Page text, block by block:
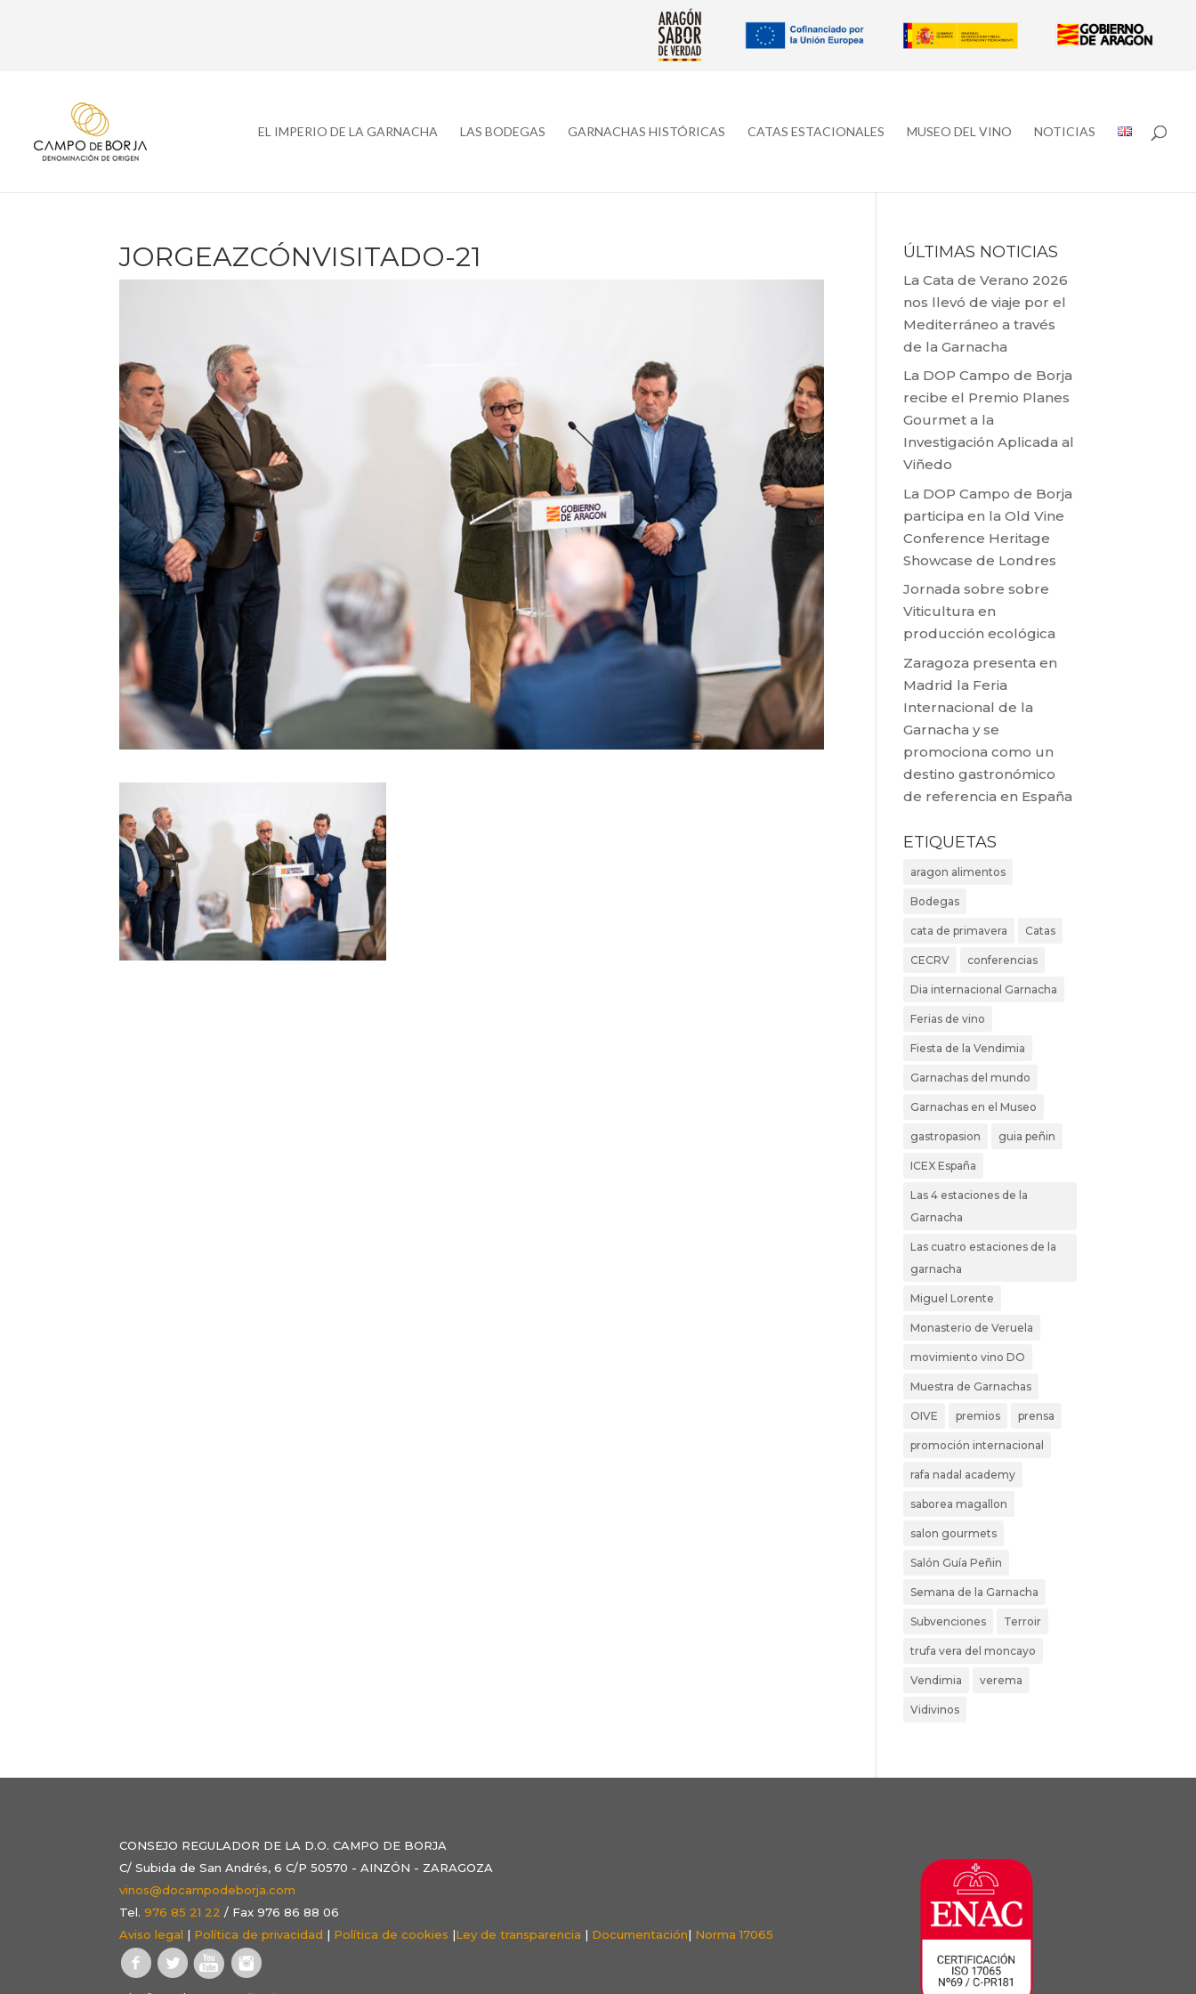
EL IMPERIO DE LA GARNACHA LAS BODEGAS GARNACHAS HISTÓRICAS CATAS ESTACIONALES MUSEO DEL VINO NOTICIAS
JORGEAZCÓNVISITADO-21 ÚLTIMAS NOTICIAS
La Cata de Verano 2026
nos llevó de viaje por el
Mediterráneo a través
de la Garnacha
La DOP Campo de Borja
recibe el Premio Planes
Gourmet a la
Investigación Aplicada al
Viñedo
La DOP Campo de Borja
participa en la Old Vine
Conference Heritage
Showcase de Londres
Jornada sobre sobre
Viticultura en
producción ecológica
Zaragoza presenta en
Madrid la Feria
Internacional de la
Garnacha y se
promociona como un
destino gastronómico
de referencia en España
ETIQUETAS
aragon alimentos
Bodegas
cata de primavera Catas
CECRV conferencias
Dia internacional Garnacha
Ferias de vino
Fiesta de la Vendimia
Garnachas del mundo
Garnachas en el Museo
gastropasion guia peñin
ICEX España
Las 4 estaciones de la
Garnacha
Las cuatro estaciones de la
garnacha
Miguel Lorente
Monasterio de Veruela
movimiento vino DO
Muestra de Garnachas
OIVE premios prensa
promoción internacional
rafa nadal academy
saborea magallon
salon gourmets
Salón Guía Peñin
Semana de la Garnacha
Subvenciones Terroir
trufa vera del moncayo
Vendimia verema
Vidivinos
CONSEJO REGULADOR DE LA D.O. CAMPO DE BORJA
C/ Subida de San Andrés, 6 C/P 50570 - AINZÓN - ZARAGOZA
vinos@docampodeborja.com
Tel.976 85 21 22 / Fax 976 86 88 06
Aviso legal | Política de privacidad | Política de cookies |Ley de transparencia | Documentación| Norma 17065